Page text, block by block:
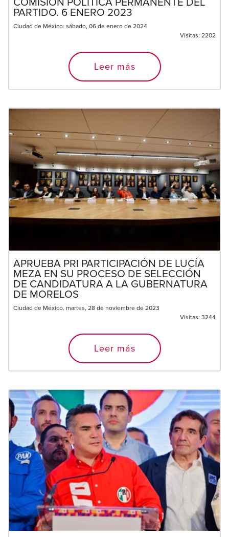
PARTIDO. 6 ENERO 2023
Ciudad de México. sábado, 06 de enero de 2024
Visitas: 2202
Leer más
APRUEBA PRI PARTICIPACIÓN DE LUCÍA
MEZA EN SU PROCESO DE SELECCIÓN
DE CANDIDATURA A LA GUBERNATURA
DE MORELOS
Ciudad de México. martes, 28 de noviembre de 2023
Visitas: 3244
Leer más